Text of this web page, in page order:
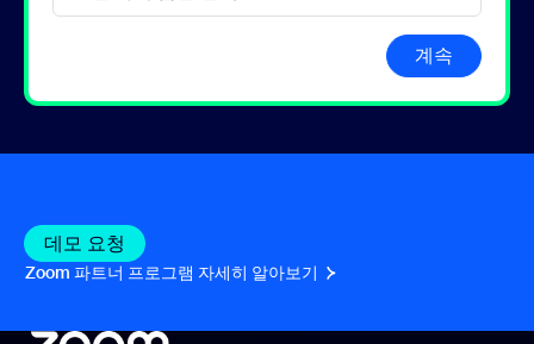
계속
데모 요청 데모 요청
Zoom 파트너 프로그램 자세히 알아보기 Zoom 파트너 프로그램 자세